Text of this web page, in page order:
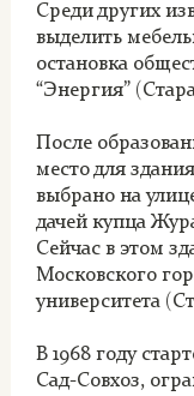
Среди других
выделить
остановка
“Энергия”
После
место для
выбрано на
дачей купца
Сейчас в этом
Московского
университета
В 1968 году
Сад-Совхоз,